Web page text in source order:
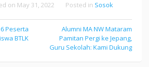
on May 31, 2022 Posted in Sosok
Peserta
BTLK
Alumni MA NW Mataram
Pamitan Pergi ke Jepang,
Guru Sekolah: Kami Dukung